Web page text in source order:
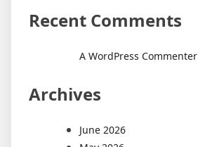
Recent Comments
A WordPress Commenter
Archives
June 2026